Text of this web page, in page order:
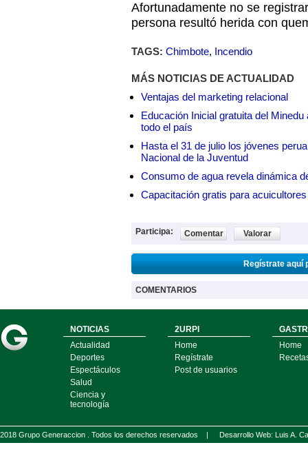
Afortunadamente no se
persona resultó herida con
TAGS: Chimbote, Incendio
MÁS NOTICIAS DE ACTUALIDAD
Ventajas del marketing relacional
Educación Inicial gratuita del
todo el país
Hasta el 31 de julio los jóvenes
Nacional de la Juventud
Consumo de agua revela dinámica
Capacitación gratis para
Participa: Comentar Valorar
Regístrate aquí
COMENTARIOS
NOTICIAS
Actualidad
Deportes
Espectáculos
Salud
Ciencia y
tecnología
2URPI
Home
Regístrate
Post de usuarios
Home
2018 Grupo Generaccion . Todos los derechos reservados | Desarrollo Web: Luis